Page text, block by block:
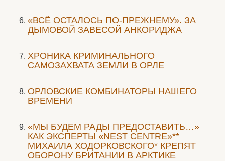
«ВСЁ ОСТАЛОСЬ ПО-ПРЕЖНЕМУ». ЗА
ДЫМОВОЙ ЗАВЕСОЙ АНКОРИДЖА
ХРОНИКА КРИМИНАЛЬНОГО
САМОЗАХВАТА ЗЕМЛИ В ОРЛЕ
ОРЛОВСКИЕ КОМБИНАТОРЫ НАШЕГО
ВРЕМЕНИ
«МЫ БУДЕМ РАДЫ ПРЕДОСТАВИТЬ…»
КАК ЭКСПЕРТЫ «NEST CENTRE»**
МИХАИЛА ХОДОРКОВСКОГО* КРЕПЯТ
ОБОРОНУ БРИТАНИИ В АРКТИКЕ